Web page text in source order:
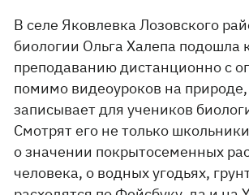
В селе Яковлевка Лозовского
биологии Ольга Халепа подошла
преподаванию дистанционно с
помимо видеоуроков на
записывает для учеников
Смотрят его не только
о значении покрытосеменных
человека, о водных угодьях,